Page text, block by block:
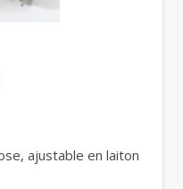
ajustable en laiton